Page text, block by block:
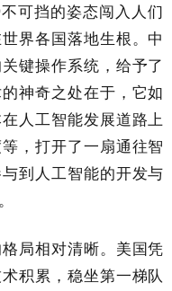
可挡的姿态闯入人们
界各国落地生根。中
键操作系统，给予了
神奇之处在于，它如
人工智能发展道路上
，打开了一扇通往智
到人工智能的开发与
局相对清晰。美国凭
积累，稳坐第一梯队